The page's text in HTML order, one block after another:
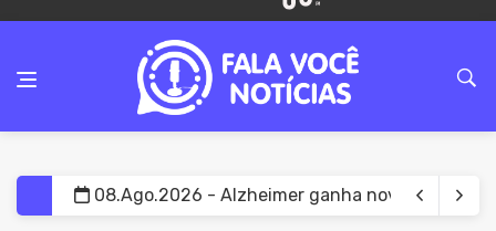
08.Ago.2026 - Adolescente de 13 anos é